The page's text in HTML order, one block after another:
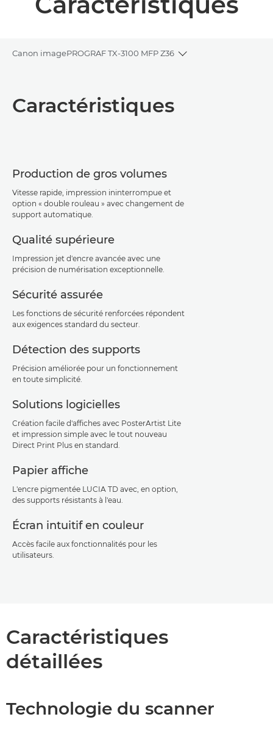
Canon imagePROGRAF TX-3100 MFP Z36
Toggle breadcrumbs
Caractéristiques
Téléchargement au format PDF
Caractéristiques
Production de gros volumes
Vitesse rapide, impression ininterrompue et
option « double rouleau » avec changement de
support automatique.
Qualité supérieure
Impression jet d'encre avancée avec une
précision de numérisation exceptionnelle.
Sécurité assurée
Les fonctions de sécurité renforcées répondent
aux exigences standard du secteur.
Détection des supports
Précision améliorée pour un fonctionnement
en toute simplicité.
Solutions logicielles
Création facile d'affiches avec PosterArtist Lite
et impression simple avec le tout nouveau
Direct Print Plus en standard.
Papier affiche
L'encre pigmentée LUCIA TD avec, en option,
des supports résistants à l'eau.
Écran intuitif en couleur
Accès facile aux fonctionnalités pour les
utilisateurs.
Caractéristiques
détaillées
Technologie du scanner